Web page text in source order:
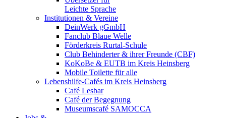
Leichte Sprache
Institutionen & Vereine
DeinWerk gGmbH
Fanclub Blaue Welle
Förderkreis Rurtal-Schule
Club Behinderter & ihrer Freunde (CBF)
KoKoBe & EUTB im Kreis Heinsberg
Mobile Toilette für alle
Lebenshilfe-Cafés im Kreis Heinsberg
Café Lesbar
Café der Begegnung
Museumscafé SAMOCCA